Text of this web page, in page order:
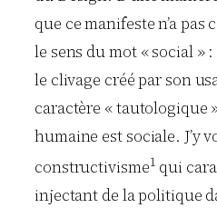
que ce manifeste n’a
le sens du mot « social »
le clivage créé par son
caractère « tautologique
humaine est sociale. J’y
constructivisme1 qui
injectant de la politique